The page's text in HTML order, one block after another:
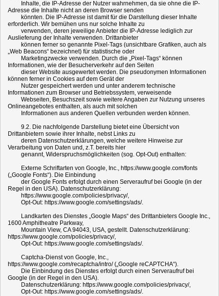
Inhalte, die IP-Adresse der Nutzer wahrnehmen, da sie ohne die IP-
Adresse die Inhalte nicht an deren Browser senden
könnten. Die IP-Adresse ist damit für die Darstellung dieser Inhalte
erforderlich. Wir bemühen uns nur solche Inhalte zu
verwenden, deren jeweilige Anbieter die IP-Adresse lediglich zur
Auslieferung der Inhalte verwenden. Drittanbieter
können ferner so genannte Pixel-Tags (unsichtbare Grafiken, auch als
„Web Beacons“ bezeichnet) für statistische oder
Marketingzwecke verwenden. Durch die „Pixel-Tags“ können
Informationen, wie der Besucherverkehr auf den Seiten
dieser Website ausgewertet werden. Die pseudonymen Informationen
können ferner in Cookies auf dem Gerät der
Nutzer gespeichert werden und unter anderem technische
Informationen zum Browser und Betriebssystem, verweisende
Webseiten, Besuchszeit sowie weitere Angaben zur Nutzung unseres
Onlineangebotes enthalten, als auch mit solchen
Informationen aus anderen Quellen verbunden werden können.
9.2. Die nachfolgende Darstellung bietet eine Übersicht von
Drittanbietern sowie ihrer Inhalte, nebst Links zu
deren Datenschutzerklärungen, welche weitere Hinweise zur
Verarbeitung von Daten und, z.T. bereits hier
genannt, Widerspruchsmöglichkeiten (sog. Opt-Out) enthalten:
Externe Schriftarten von Google, Inc., https://www.google.com/fonts
(„Google Fonts“). Die Einbindung
der Google Fonts erfolgt durch einen Serveraufruf bei Google (in der
Regel in den USA). Datenschutzerklärung:
https://www.google.com/policies/privacy/,
Opt-Out: https://www.google.com/settings/ads/.
Landkarten des Dienstes „Google Maps“ des Drittanbieters Google Inc.,
1600 Amphitheatre Parkway,
Mountain View, CA 94043, USA, gestellt. Datenschutzerklärung:
https://www.google.com/policies/privacy/,
Opt-Out: https://www.google.com/settings/ads/.
Captcha-Dienst von Google, Inc.,
https://www.google.com/recaptcha/intro/ („Google reCAPTCHA“).
Die Einbindung des Dienstes erfolgt durch einen Serveraufruf bei
Google (in der Regel in den USA).
Datenschutzerklärung: https://www.google.com/policies/privacy/,
Opt-Out: https://www.google.com/settings/ads/.